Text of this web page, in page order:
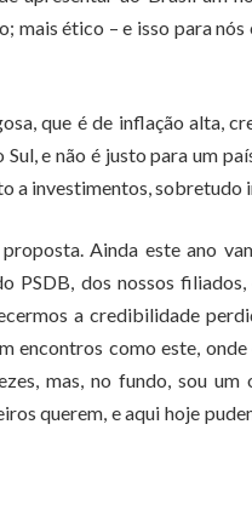
ético – e isso para
que é de inflação alta,
Sul, e não é justo para um
a investimentos, sobretudo
Ainda este ano
PSDB, dos nossos
a credibilidade
encontros como este,
mas, no fundo, sou
querem, e aqui hoje